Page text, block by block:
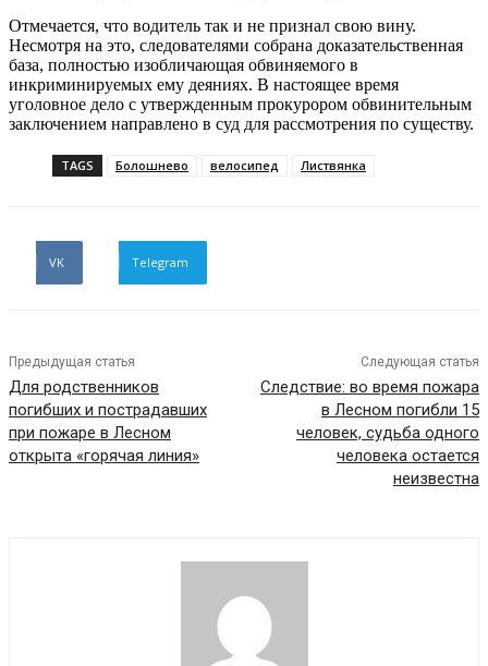
Отмечается, что водитель так и не признал свою вину.
Несмотря на это, следователями собрана доказательственная
база, полностью изобличающая обвиняемого в
инкриминируемых ему деяниях. В настоящее время
уголовное дело с утвержденным прокурором обвинительным
заключением направлено в суд для рассмотрения по существу.
TAGS Болошнево велосипед Листвянка
VK Telegram
Предыдущая статья
Для родственников
погибших и пострадавших
при пожаре в Лесном
открыта «горячая линия»
Следующая статья
Следствие: во время пожара
в Лесном погибли 15
человек, судьба одного
человека остается
неизвестна